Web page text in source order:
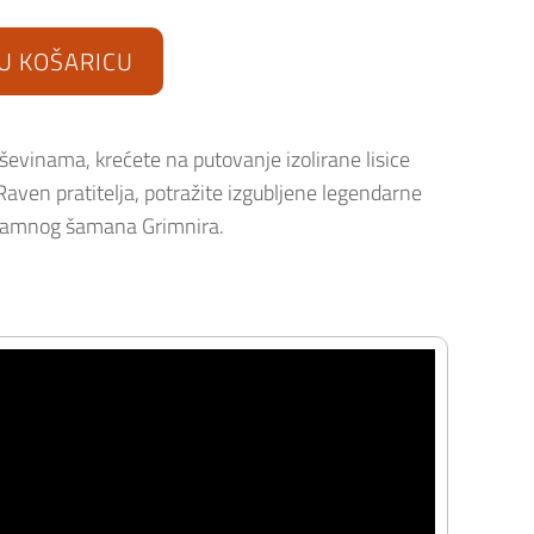
KOŠARICU
krećete na putovanje izolirane lisice
pratitelja, potražite izgubljene legendarne
šamana Grimnira.